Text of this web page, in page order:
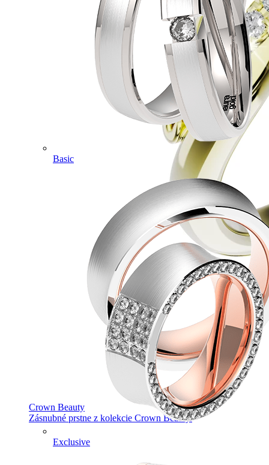
Crown Beauty
Zásnubné prstne z kolekcie Crown Beauty.
Basic
Exclusive